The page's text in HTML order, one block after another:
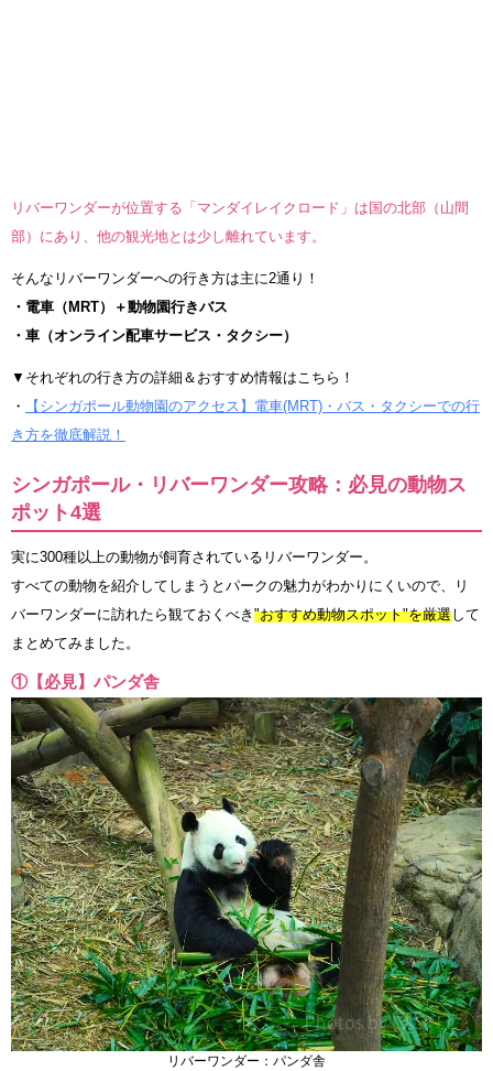
リバーワンダーが位置する「マンダイレイクロード」は国の北部（山間
部）にあり、他の観光地とは少し離れています。
そんなリバーワンダーへの行き方は主に2通り！
・電車（MRT）＋動物園行きバス
・車（オンライン配車サービス・タクシー）
▼それぞれの行き方の詳細＆おすすめ情報はこちら！
・
【シンガポール動物園のアクセス】電車(MRT)・バス・タクシーでの行
き方を徹底解説！
シンガポール・リバーワンダー攻略：必見の動物ス
ポット4選
実に300種以上の動物が飼育されているリバーワンダー。
すべての動物を紹介してしまうとパークの魅力がわかりにくいので、リ
バーワンダーに訪れたら観ておくべき "おすすめ動物スポット"を厳選して
まとめてみました。
①【必見】パンダ舎
リバーワンダー：パンダ舎